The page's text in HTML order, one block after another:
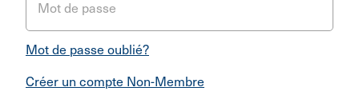
Mot de passe
Mot de passe oublié?
Créer un compte Non-Membre